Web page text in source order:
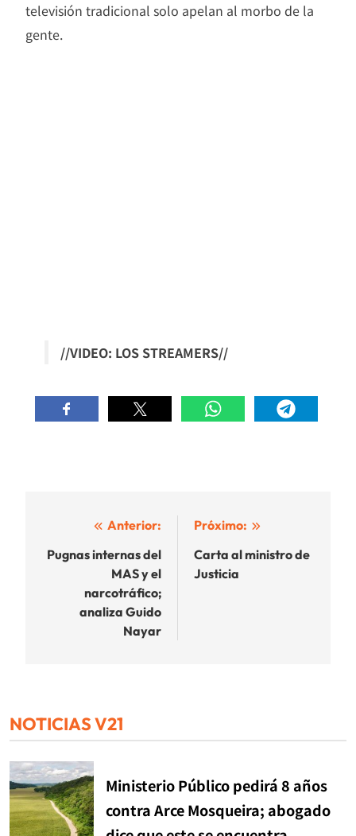
televisión tradicional solo apelan al morbo de la
gente.
//VIDEO: LOS STREAMERS//
Navegación
de
entradas
Anterior:
Pugnas internas del
MAS y el
narcotráfico;
analiza Guido
Nayar
Próximo:
Carta al ministro de
Justicia
NOTICIAS V21
Ministerio Público pedirá 8 años
contra Arce Mosqueira; abogado